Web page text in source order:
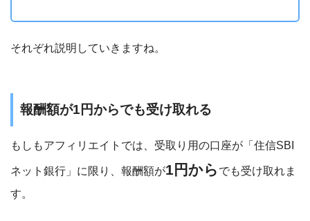
それぞれ説明していきますね。
報酬額が1円からでも受け取れる
もしもアフィリエイトでは、受取り用の口座が「住信SBI
ネット銀行」に限り、報酬額が1円から でも受け取れま
す。